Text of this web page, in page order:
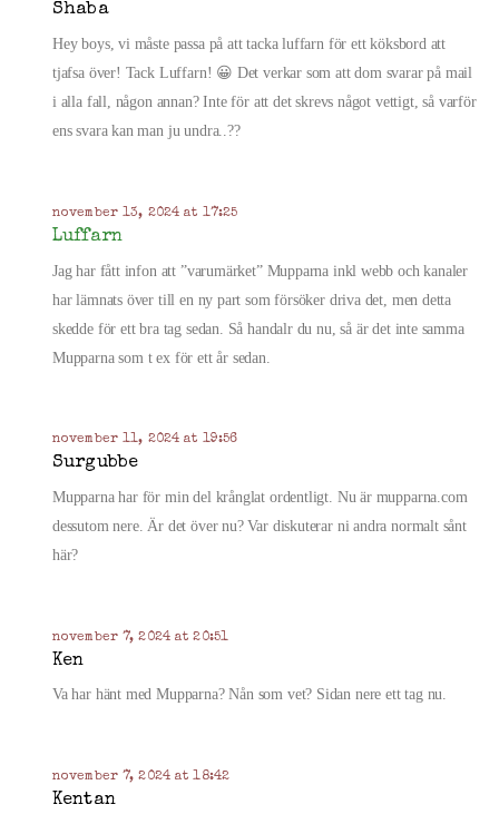
Shaba
Hey boys, vi måste passa på att tacka luffarn för ett köksbord att
tjafsa över! Tack Luffarn! 😀 Det verkar som att dom svarar på mail
i alla fall, någon annan? Inte för att det skrevs något vettigt, så varför
ens svara kan man ju undra..??
november 13, 2024 at 17:25
Luffarn
Jag har fått infon att ”varumärket” Mupparna inkl webb och kanaler
har lämnats över till en ny part som försöker driva det, men detta
skedde för ett bra tag sedan. Så handalr du nu, så är det inte samma
Mupparna som t ex för ett år sedan.
november 11, 2024 at 19:56
Surgubbe
Mupparna har för min del krånglat ordentligt. Nu är mupparna.com
dessutom nere. Är det över nu? Var diskuterar ni andra normalt sånt
här?
november 7, 2024 at 20:51
Ken
Va har hänt med Mupparna? Nån som vet? Sidan nere ett tag nu.
november 7, 2024 at 18:42
Kentan